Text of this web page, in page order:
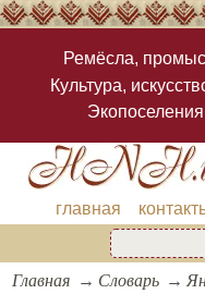
Ремёсла,
Культура,
главная
Главная Словарь